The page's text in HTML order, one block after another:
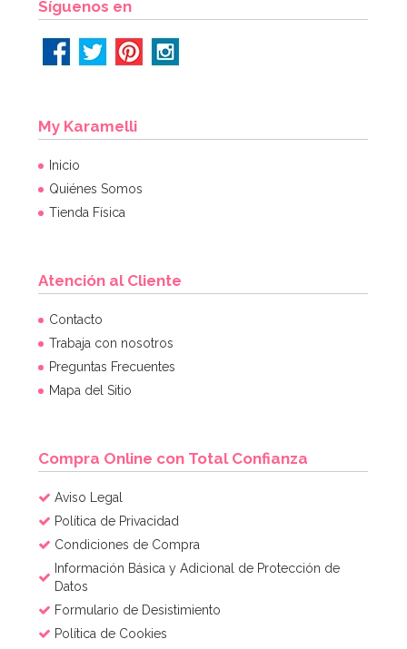
Síguenos en
My Karamelli
Inicio
Quiénes Somos
Tienda Física
Atención al Cliente
Contacto
Trabaja con nosotros
Preguntas Frecuentes
Mapa del Sitio
Compra Online con Total Confianza
Aviso Legal
Política de Privacidad
Condiciones de Compra
Información Básica y Adicional de Protección de
Datos
Formulario de Desistimiento
Política de Cookies